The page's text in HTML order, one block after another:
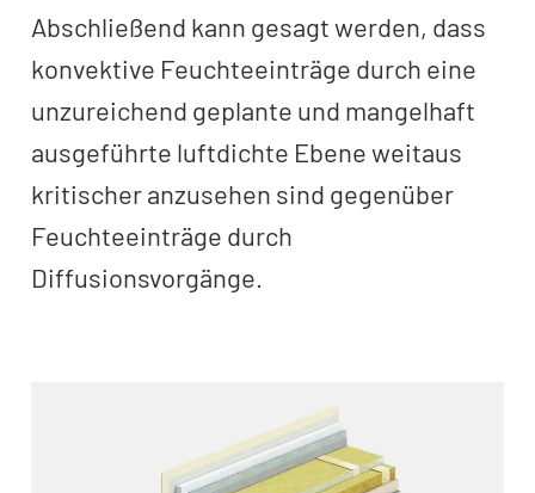
Abschließend kann gesagt werden, dass
konvektive Feuchteeinträge durch eine
unzureichend geplante und mangelhaft
ausgeführte luftdichte Ebene weitaus
kritischer anzusehen sind gegenüber
Feuchteeinträge durch
Diffusionsvorgänge.